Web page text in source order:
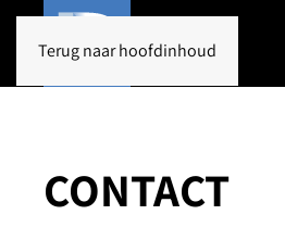
Terug naar hoofdinhoud
CONTACT